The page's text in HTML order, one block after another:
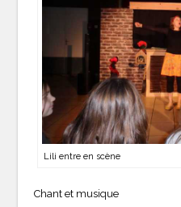
Lili entre en scène
Chant et musique